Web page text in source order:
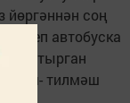
йөргәннән соң
ки­леп автобуска
(утырган
тилмәш